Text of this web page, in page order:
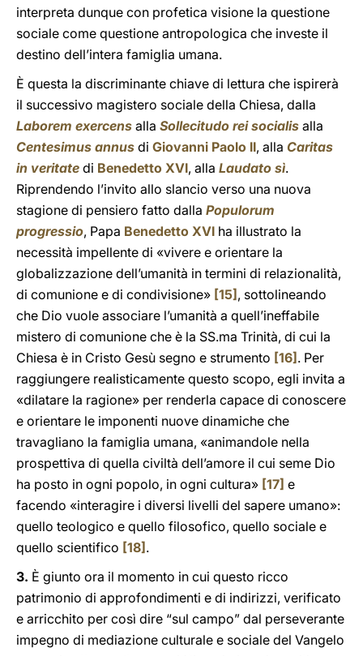
interpreta dunque con profetica visione la questione
sociale come questione antropologica che investe il
destino dell’intera famiglia umana.
È questa la discriminante chiave di lettura che ispirerà
il successivo magistero sociale della Chiesa, dalla
Laborem exercens alla Sollecitudo rei socialis alla
Centesimus annus di Giovanni Paolo II, alla Caritas
in veritate di Benedetto XVI, alla Laudato sì.
Riprendendo l’invito allo slancio verso una nuova
stagione di pensiero fatto dalla Populorum
progressio, Papa Benedetto XVI ha illustrato la
necessità impellente di «vivere e orientare la
globalizzazione dell’umanità in termini di relazionalità,
di comunione e di condivisione» [15] , sottolineando
che Dio vuole associare l’umanità a quell’ineffabile
mistero di comunione che è la SS.ma Trinità, di cui la
Chiesa è in Cristo Gesù segno e strumento [16] . Per
raggiungere realisticamente questo scopo, egli invita a
«dilatare la ragione» per renderla capace di conoscere
e orientare le imponenti nuove dinamiche che
travagliano la famiglia umana, «animandole nella
prospettiva di quella civiltà dell’amore il cui seme Dio
ha posto in ogni popolo, in ogni cultura» [17] e
facendo «interagire i diversi livelli del sapere umano»:
quello teologico e quello filosofico, quello sociale e
quello scientifico [18] .
3. È giunto ora il momento in cui questo ricco
patrimonio di approfondimenti e di indirizzi, verificato
e arricchito per così dire “sul campo” dal perseverante
impegno di mediazione culturale e sociale del Vangelo